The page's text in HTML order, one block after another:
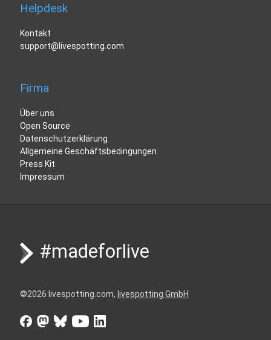
Helpdesk
Kontakt
support@livespotting.com
Firma
Über uns
Open Source
Datenschutzerklärung
Allgemeine Geschäftsbedingungen
Press Kit
Impressum
#madeforlive
©2026 livespotting.com, livespotting GmbH